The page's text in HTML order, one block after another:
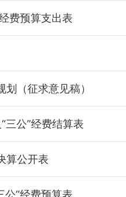
费预算支出表
（征求意见稿）
三公”经费结算表
算公开表